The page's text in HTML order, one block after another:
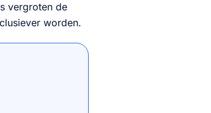
vergroten de
worden.